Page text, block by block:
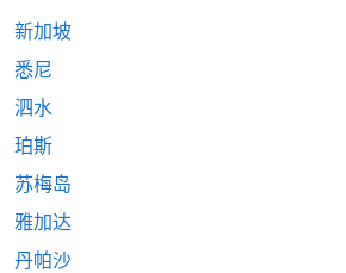
新加坡
悉尼
泗水
珀斯
苏梅岛
雅加达
丹帕沙